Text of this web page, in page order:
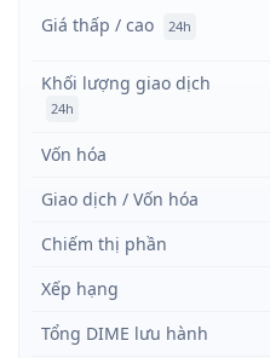
Giá thấp / cao 24h
Khối lượng giao dịch
24h
Vốn hóa
Giao dịch / Vốn hóa
Chiếm thị phần
Xếp hạng
Tổng DIME lưu hành